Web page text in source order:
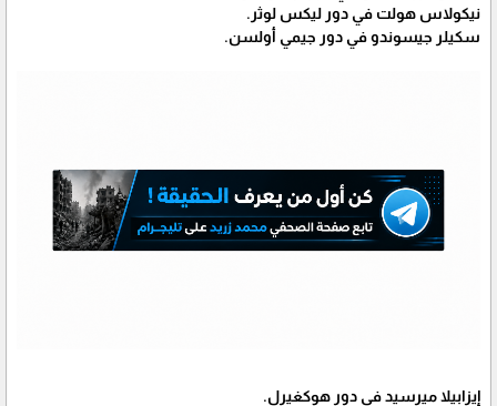
نيكولاس هولت في دور ليكس لوثر.
سكيلر جيسوندو في دور جيمي أولسن.
إيزابيلا ميرسيد في دور هوكغيرل.